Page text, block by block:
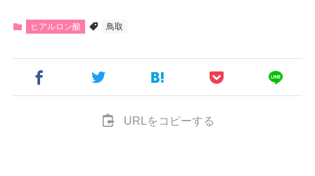
ヒアルロン酸 鳥取
URLをコピーする